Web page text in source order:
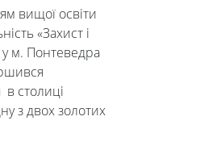
вищої освіти
«Захист і
у м. Понтеведра
столиці
з двох золотих